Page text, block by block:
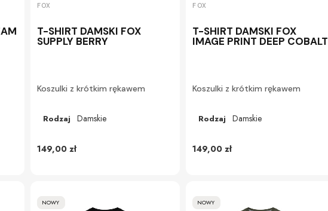
FOX
T-SHIRT DAMSKI FOX
SUPPLY BERRY
Koszulki z krótkim rękawem
Rodzaj Damskie
149,00 zł
FOX
T-SHIRT DAMSKI FOX
IMAGE PRINT DEEP COBALT
Koszulki z krótkim rękawem
Rodzaj Damskie
149,00 zł
NOWY NOWY